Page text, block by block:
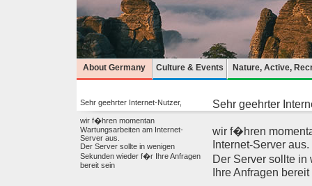
About Germany Culture & Events Nature, Active,
Sehr geehrter Internet-Nutzer,
wir f�hren momentan
Wartungsarbeiten am Internet-
Server aus.
Der Server sollte in wenigen
Sekunden wieder f�r Ihre Anfragen
bereit sein
Sehr geehrter
wir f�hren
Internet-Server aus.
Der Server sollte
Ihre Anfragen